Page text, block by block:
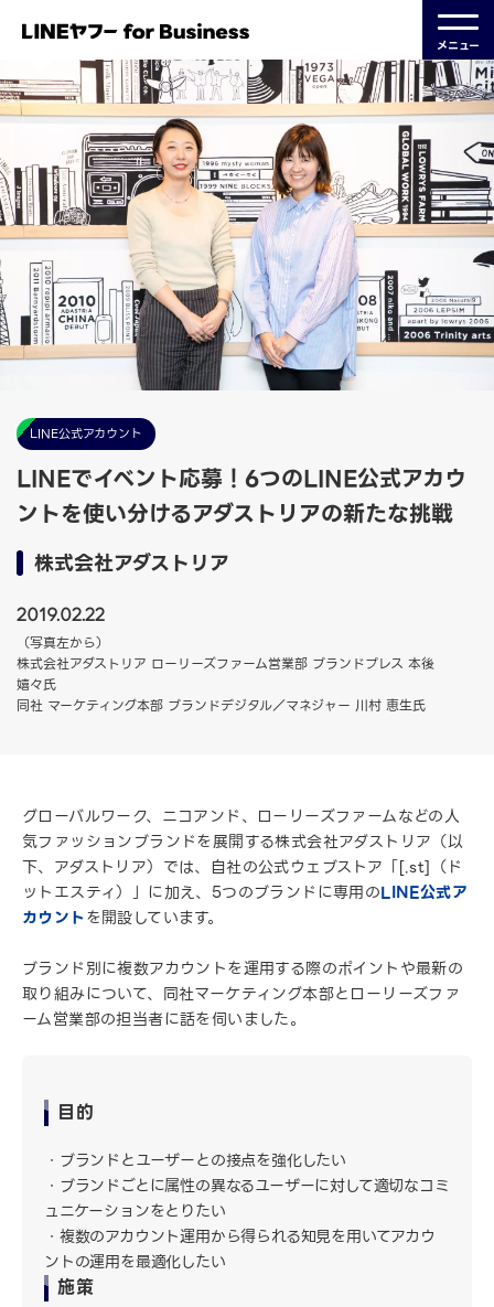
メニュー
LINE公式アカウント
LINEでイベント応募！6つのLINE公式アカウ
ントを使い分けるアダストリアの新たな挑戦
株式会社アダストリア
2019.02.22
（写真左から）
株式会社アダストリア ローリーズファーム営業部 ブランドプレス 本後
嬉々氏
同社 マーケティング本部 ブランドデジタル／マネジャー 川村 恵生氏
グローバルワーク、ニコアンド、ローリーズファームなどの人
気ファッションブランドを展開する株式会社アダストリア（以
下、アダストリア）では、自社の公式ウェブストア「[.st]（ド
ットエスティ）」に加え、5つのブランドに専用のLINE公式ア
カウントを開設しています。
ブランド別に複数アカウントを運用する際のポイントや最新の
取り組みについて、同社マーケティング本部とローリーズファ
ーム営業部の担当者に話を伺いました。
目的
ブランドとユーザーとの接点を強化したい
ブランドごとに属性の異なるユーザーに対して適切なコミ
ュニケーションをとりたい
複数のアカウント運用から得られる知見を用いてアカウ
ントの運用を最適化したい
施策